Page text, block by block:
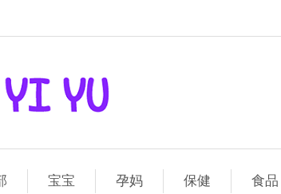
宝宝 孕妈 保健 食品